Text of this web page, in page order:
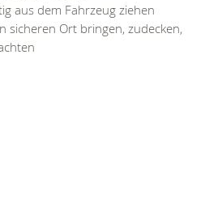
aus dem Fahrzeug ziehen
sicheren Ort bringen, zudecken,